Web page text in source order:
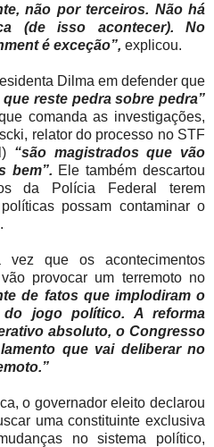
não por terceiros. Não há
(de isso acontecer). No
é exceção”, explicou.
Dilma em defender que
reste pedra sobre pedra”
comanda as investigações,
relator do processo no STF
“são magistrados que vão
bem”. Ele também descartou
da Polícia Federal terem
possam contaminar o
que os acontecimentos
provocar um terremoto no
de fatos que implodiram o
do jogo político. A reforma
absoluto, o Congresso
que vai deliberar no
o governador eleito declarou
uma constituinte exclusiva
no sistema político,